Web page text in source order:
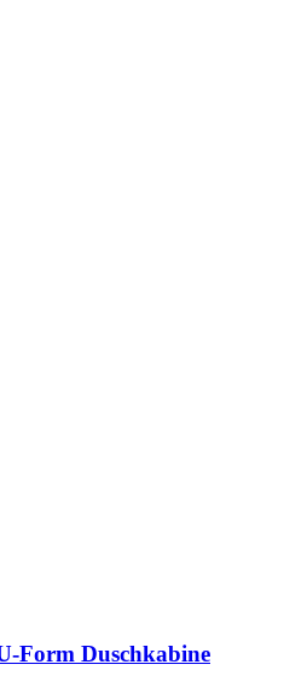
Form Duschkabine